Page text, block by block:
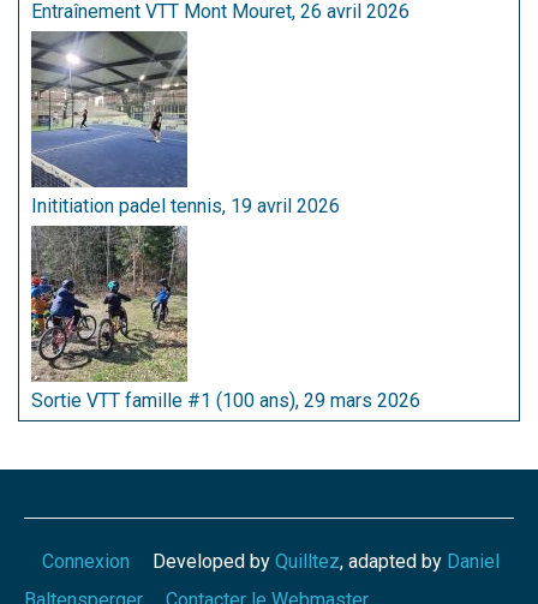
Entraînement VTT Mont Mouret, 26 avril 2026
Inititiation padel tennis, 19 avril 2026
Sortie VTT famille #1 (100 ans), 29 mars 2026
Connexion Developed by Quilltez, adapted by Daniel